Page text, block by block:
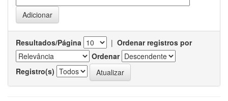
Resultados/Página | Ordenar registros por
Ordenar
Registro(s)